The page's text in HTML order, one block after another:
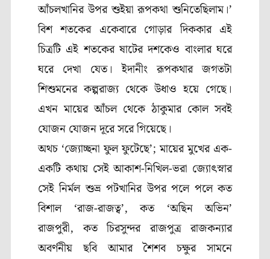
আঁচলখানির উপর শুইয়া রূপকথা শুনিতেছিলাম।’
বিশ শতকের একেবারে গোড়ার দিককার এই
চিত্রটি এই শতকের ষাটের দশকেও বাংলার ঘরে
ঘরে দেখা যেত। ইদানীং রূপকথার জগতটা
শিশুমনের কল্পরাজ্য থেকে উধাও হয়ে গেছে।
এখন মায়ের আঁচল থেকে ঠাকুমার কোল সবই
যোজন যোজন দূরে সরে গিয়েছে।
অথচ ‘জ্যোচ্ছনা ফুল ফুটেছে’;মায়ের মুখের এক-
একটি কথায় সেই আকাশ-নিখিল-ভরা জ্যোৎস্নার
সেই নির্মল শুভ্র পটখানির উপর পলে পলে কত
বিশাল ‘রাজ-রাজত্ব’,কত ‘অছিন অভিন’
রাজপুরী,কত চিরসুন্দর রাজপুত্র রাজকন্যার
অবর্ণনীয় ছবি আমার শৈশব চক্ষুর সামনে